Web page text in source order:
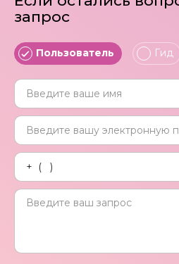
запрос
Пользователь Гид